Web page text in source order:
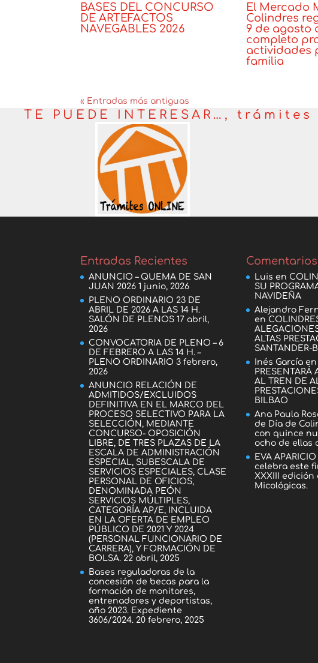
BASES DEL CONCURSO
DE ARTEFACTOS
NAVEGABLES 2026
El Mercado
Colindres
9 de agosto
completo
actividades
familia
« Entradas más antiguas
TE PUEDE INTERESAR…,
Entradas Recientes
ANUNCIO – QUEMA DE SAN
JUAN 2026 1 junio, 2026
PLENO ORDINARIO 23 DE
ABRIL DE 2026 A LAS 14 H.
SALÓN DE PLENOS 17 abril,
2026
CONVOCATORIA DE PLENO – 6
DE FEBRERO A LAS 14 H. –
PLENO ORDINARIO 3 febrero,
2026
ANUNCIO RELACIÓN DE
ADMITIDOS/EXCLUIDOS
DEFINITIVA EN EL MARCO DEL
PROCESO SELECTIVO PARA LA
SELECCIÓN, MEDIANTE
CONCURSO- OPOSICIÓN
LIBRE, DE TRES PLAZAS DE LA
ESCALA DE ADMINISTRACIÓN
ESPECIAL, SUBESCALA DE
SERVICIOS ESPECIALES, CLASE
PERSONAL DE OFICIOS,
DENOMINADA PEÓN
SERVICIOS MÚLTIPLES,
CATEGORÍA AP/E, INCLUIDA
EN LA OFERTA DE EMPLEO
PÚBLICO DE 2021 Y 2024
(PERSONAL FUNCIONARIO DE
CARRERA), Y FORMACIÓN DE
BOLSA. 22 abril, 2025
Bases reguladoras de la
concesión de becas para la
formación de monitores,
entrenadores y deportistas,
año 2023. Expediente
3606/2024. 20 febrero, 2025
Comentarios
Luis en
SU
NAVIDEÑA
Alejandro
en
ALTAS
SANTANDER-
Inés García en
PRESENTARÁ
AL TREN DE
BILBAO
Ana Paula
de Día de
con quince
ocho de ellas
EVA APARICIO
celebra este
XXXIII
Micológicas.